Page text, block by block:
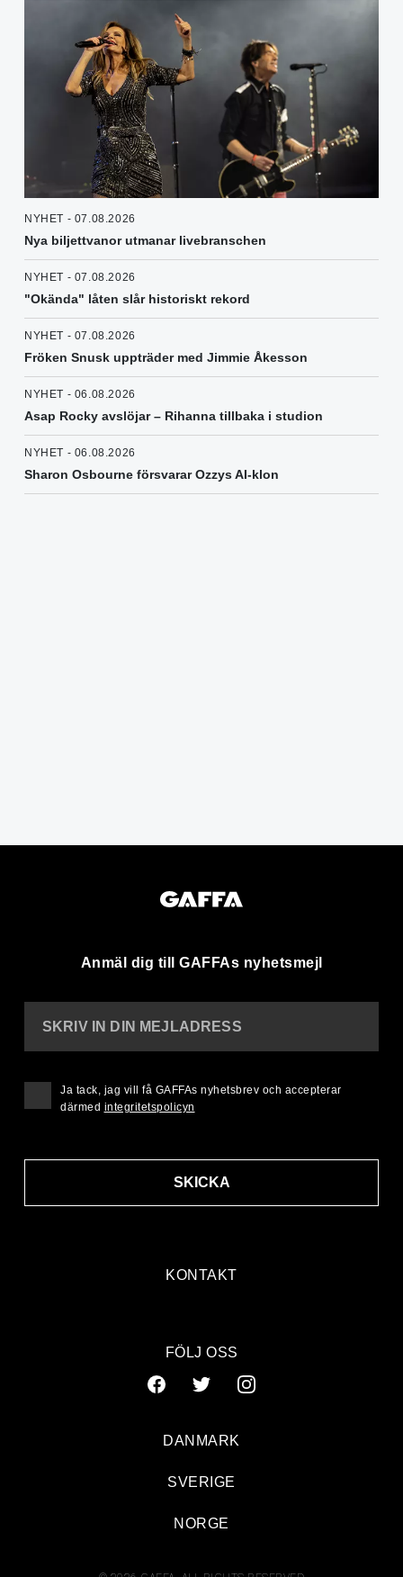
NYHET - 07.08.2026
Nya biljettvanor utmanar livebranschen
NYHET - 07.08.2026
"Okända" låten slår historiskt rekord
NYHET - 07.08.2026
Fröken Snusk uppträder med Jimmie Åkesson
NYHET - 06.08.2026
Asap Rocky avslöjar – Rihanna tillbaka i studion
NYHET - 06.08.2026
Sharon Osbourne försvarar Ozzys AI-klon
Anmäl dig till GAFFAs nyhetsmejl
KONTAKT
SKRIV IN DIN MEJLADRESS
SKICKA
Ja tack, jag vill få GAFFAs nyhetsbrev och accepterar
därmed integritetspolicyn
FÖLJ OSS
DANMARK
SVERIGE
NORGE